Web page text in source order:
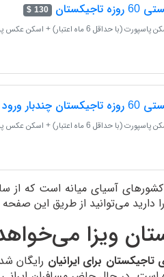
130 $
6 ماه اعتبار) + اسکن عکس پرسنلی + فرم مشخصات فردی
( مولتیپل)
6 ماه اعتبار) + اسکن عکس پرسنلی + فرم مشخصات فردی
دارید می‌توانید از طریق این
ویزا
تاجیکستان برای ایرانیان رایگان